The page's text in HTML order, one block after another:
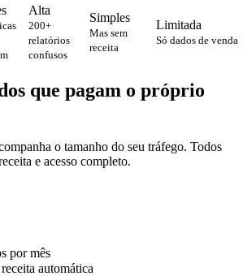
Alta
200+
relatórios
confusos
Simples
Mas sem
receita
Limitada
Só dados de venda
que pagam o próprio
o tamanho do seu tráfego. Todos
e acesso completo.
por mês
automática